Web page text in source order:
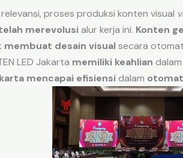
proses produksi konten visual
merevolusi alur kerja ini. Konten
membuat desain visual secara
LED Jakarta memiliki keahlian dalam
mencapai efisiensi dalam